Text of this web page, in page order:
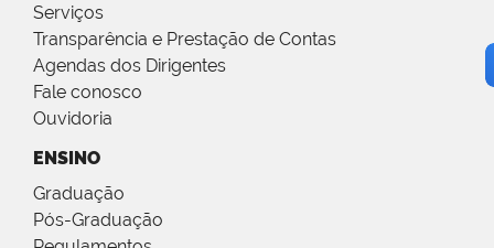
Serviços
Transparência e Prestação de Contas
Agendas dos Dirigentes
Fale conosco
Ouvidoria
ENSINO
Graduação
Pós-Graduação